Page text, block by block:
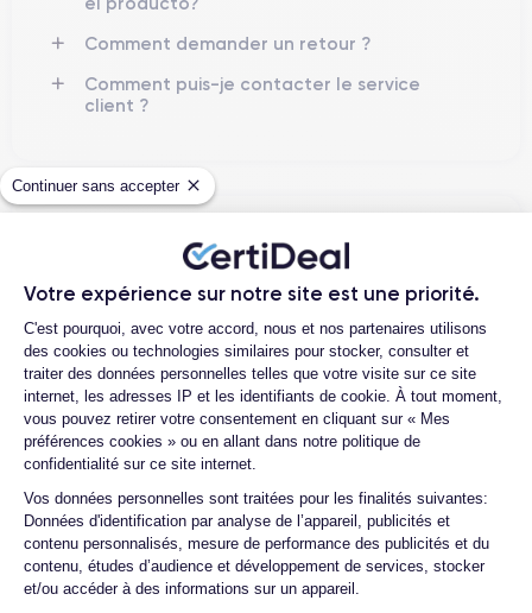
Continuer sans accepter
Votre expérience sur notre site est une priorité.
Plateforme de Gestion du
C'est pourquoi, avec votre accord, nous et nos partenaires utilisons
des cookies ou technologies similaires pour stocker, consulter et
traiter des données personnelles telles que votre visite sur ce site
internet, les adresses IP et les identifiants de cookie. À tout moment,
vous pouvez retirer votre consentement en cliquant sur « Mes
préférences cookies » ou en allant dans notre politique de
confidentialité sur ce site internet.
Vos données personnelles sont traitées pour les finalités suivantes:
Données d'identification par analyse de l’appareil, publicités et
contenu personnalisés, mesure de performance des publicités et du
contenu, études d’audience et développement de services, stocker
et/ou accéder à des informations sur un appareil.
Axeptio consent
Comment demander un retour ?
Comment puis-je contacter le service
client ?
Avec4.6
Certideal est en tête des sites de
reconditionnement.
4.6/5
Excellent